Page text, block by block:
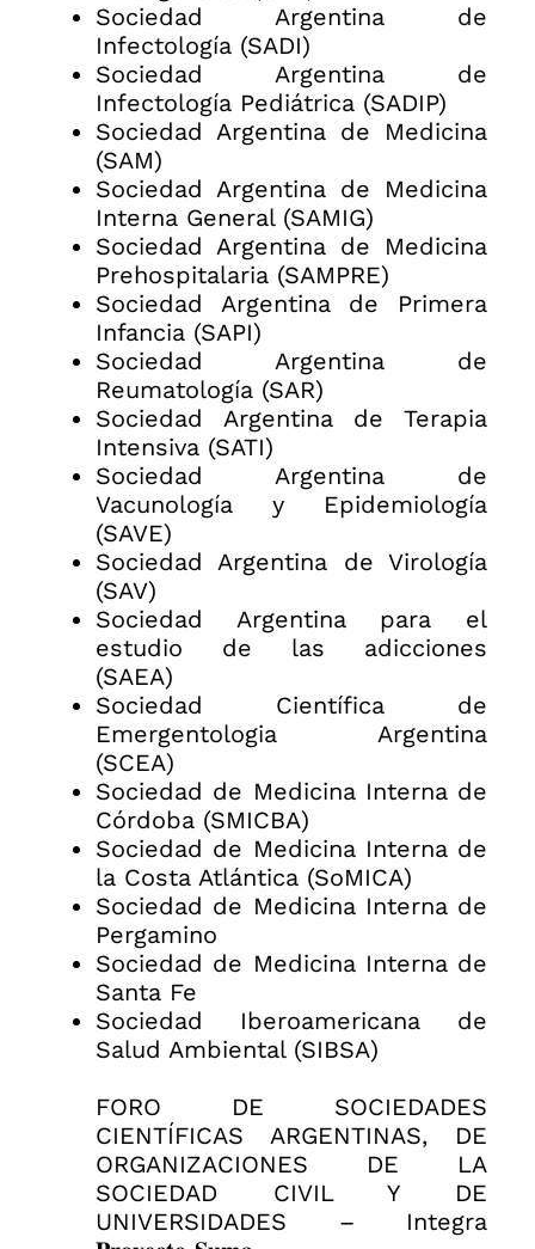
Sociedad Argentina de
Infectología (SADI)
Sociedad Argentina de
Infectología Pediátrica (SADIP)
Sociedad Argentina de Medicina
(SAM)
Sociedad Argentina de Medicina
Interna General (SAMIG)
Sociedad Argentina de Medicina
Prehospitalaria (SAMPRE)
Sociedad Argentina de Primera
Infancia (SAPI)
Sociedad Argentina de
Reumatología (SAR)
Sociedad Argentina de Terapia
Intensiva (SATI)
Sociedad Argentina de
Vacunología y Epidemiología
(SAVE)
Sociedad Argentina de Virología
(SAV)
Sociedad Argentina para el
estudio de las adicciones
(SAEA)
Sociedad Científica de
Emergentologia Argentina
(SCEA)
Sociedad de Medicina Interna de
Córdoba (SMICBA)
Sociedad de Medicina Interna de
la Costa Atlántica (SoMICA)
Sociedad de Medicina Interna de
Pergamino
Sociedad de Medicina Interna de
Santa Fe
Sociedad Iberoamericana de
Salud Ambiental (SIBSA)
FORO DE SOCIEDADES
CIENTÍFICAS ARGENTINAS, DE
ORGANIZACIONES DE LA
SOCIEDAD CIVIL Y DE
UNIVERSIDADES – Integra